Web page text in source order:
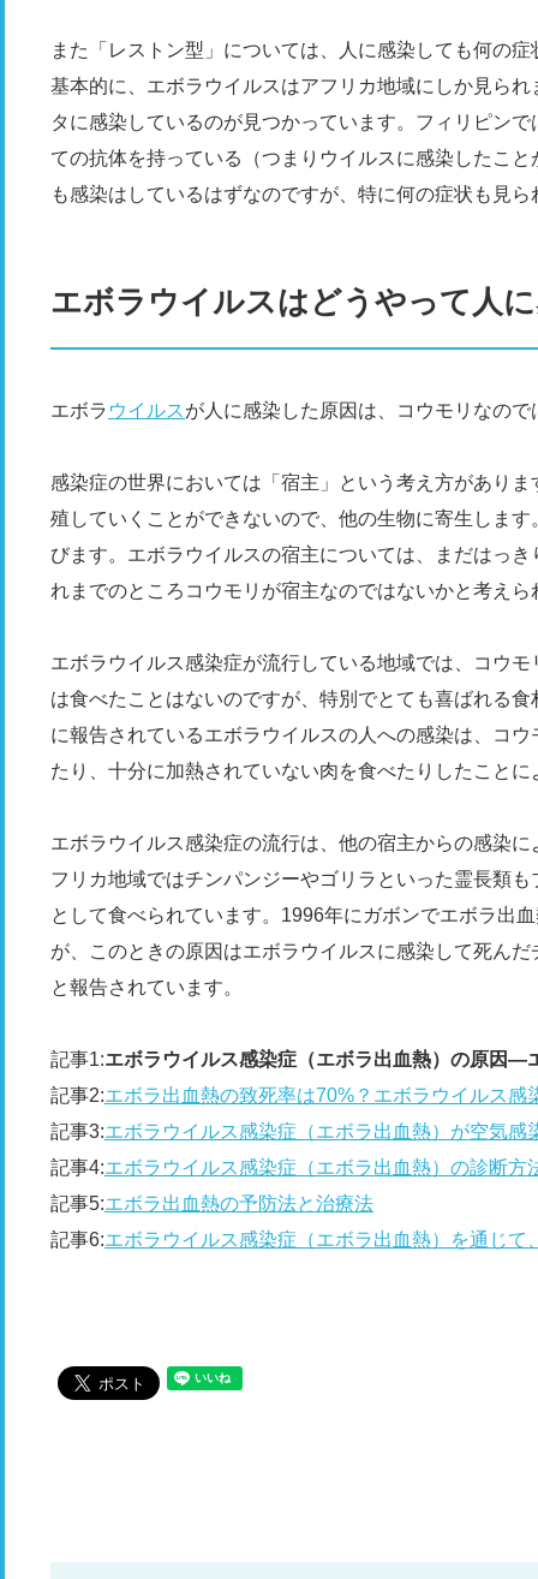
また「レストン型」については、人に感染しても何の
基本的に、エボラウイルスはアフリカ地域にしか見ら
タに感染しているのが見つかっています。フィリピン
ての抗体を持っている（つまりウイルスに感染したこ
も感染はしているはずなのですが、特に何の症状も見
エボラウイルスはどうやって人
エボラ ウイルスが人に感染した原因は、コウモリなの
感染症の世界においては「宿主」という考え方があり
殖していくことができないので、他の生物に寄生しま
びます。エボラウイルスの宿主については、まだはっ
れまでのところコウモリが宿主なのではないかと考えら
エボラウイルス感染症が流行している地域では、コウ
は食べたことはないのですが、特別でとても喜ばれる
に報告されているエボラウイルスの人への感染は、コ
たり、十分に加熱されていない肉を食べたりしたこと
エボラウイルス感染症の流行は、他の宿主からの感染
フリカ地域ではチンパンジーやゴリラといった霊長類
として食べられています。1996年にガボンでエボラ出
が、このときの原因はエボラウイルスに感染して死ん
と報告されています。
記事1:エボラウイルス感染症（エボラ出血熱）の原因―
記事2:エボラ出血熱の致死率は70%？エボラウイルス感
記事3:エボラウイルス感染症（エボラ出血熱）が空気感
記事4:エボラウイルス感染症（エボラ出血熱）の診断方
記事5:エボラ出血熱の予防法と治療法
記事6:エボラウイルス感染症（エボラ出血熱）を通じて